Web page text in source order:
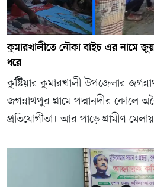
কুমারখালীতে নৌকা বাইচ এর নামে
ধরে
কুষ্টিয়ার কুমারখালী উপজেলার
জগন্নাথপুর গ্রামে পদ্মানদীর কোলে
প্রতিযোগীতা। আর পাড়ে গ্রামীণ